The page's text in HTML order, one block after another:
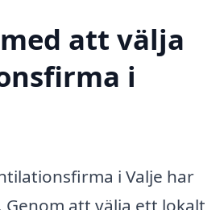
att välja
i
i Valje har
Genom att välja ett lokalt